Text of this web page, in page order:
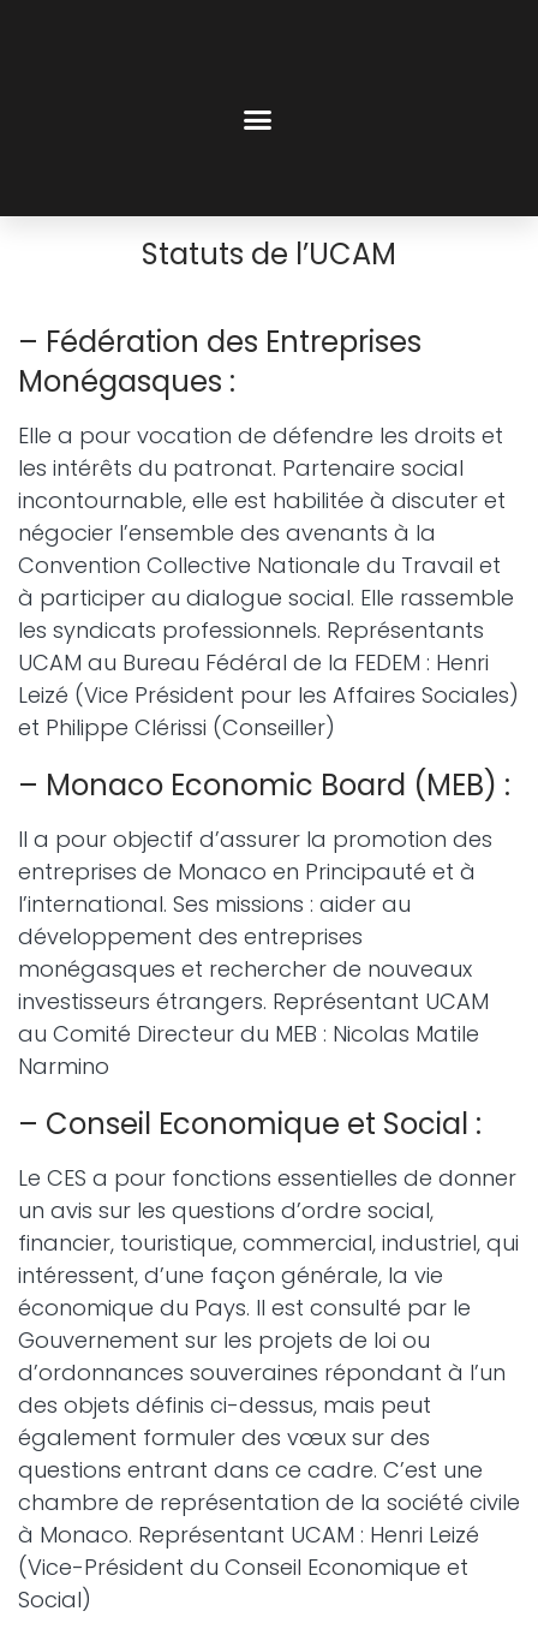
Statuts de l’UCAM
– Fédération des Entreprises
Monégasques :
Elle a pour vocation de défendre les droits et
les intérêts du patronat. Partenaire social
incontournable, elle est habilitée à discuter et
négocier l’ensemble des avenants à la
Convention Collective Nationale du Travail et
à participer au dialogue social. Elle rassemble
les syndicats professionnels. Représentants
UCAM au Bureau Fédéral de la FEDEM : Henri
Leizé (Vice Président pour les Affaires Sociales)
et Philippe Clérissi (Conseiller)
– Monaco Economic Board (MEB) :
Il a pour objectif d’assurer la promotion des
entreprises de Monaco en Principauté et à
l’international. Ses missions : aider au
développement des entreprises
monégasques et rechercher de nouveaux
investisseurs étrangers. Représentant UCAM
au Comité Directeur du MEB : Nicolas Matile
Narmino
– Conseil Economique et Social :
Le CES a pour fonctions essentielles de donner
un avis sur les questions d’ordre social,
financier, touristique, commercial, industriel, qui
intéressent, d’une façon générale, la vie
économique du Pays. Il est consulté par le
Gouvernement sur les projets de loi ou
d’ordonnances souveraines répondant à l’un
des objets définis ci-dessus, mais peut
également formuler des vœux sur des
questions entrant dans ce cadre. C’est une
chambre de représentation de la société civile
à Monaco. Représentant UCAM : Henri Leizé
(Vice-Président du Conseil Economique et
Social)